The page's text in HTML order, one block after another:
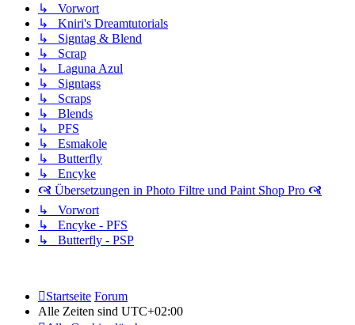
↳ Vorwort
↳ Kniri's Dreamtutorials
↳ Signtag & Blend
↳ Scrap
↳ Laguna Azul
↳ Signtags
↳ Scraps
↳ Blends
↳ PFS
↳ Esmakole
↳ Butterfly
↳ Encyke
🙧 Übersetzungen in Photo Filtre und Paint Shop Pro 🙧
↳ Vorwort
↳ Encyke - PFS
↳ Butterfly - PSP
Startseite Forum
Alle Zeiten sind UTC+02:00